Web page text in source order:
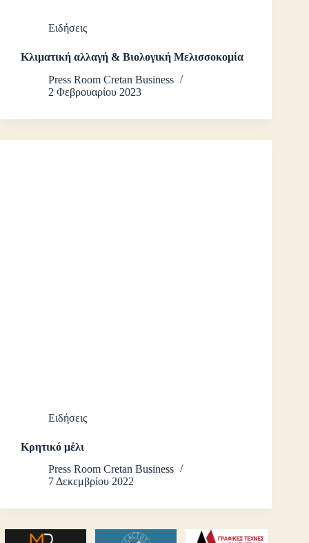
Ειδήσεις
Κλιματική αλλαγή & Βιολογική Μελισσοκομία
Press Room Cretan Business
2 Φεβρουαρίου 2023
Ειδήσεις
Κρητικό μέλι
Press Room Cretan Business
7 Δεκεμβρίου 2022